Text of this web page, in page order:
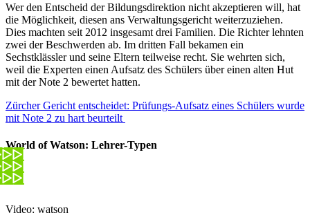
Wer den Entscheid der Bildungsdirektion nicht akzeptieren will, hat
die Möglichkeit, diesen ans Verwaltungsgericht weiterzuziehen.
Dies machten seit 2012 insgesamt drei Familien. Die Richter lehnten
zwei der Beschwerden ab. Im dritten Fall bekamen ein
Sechstklässler und seine Eltern teilweise recht. Sie wehrten sich,
weil die Experten einen Aufsatz des Schülers über einen alten Hut
mit der Note 2 bewertet hatten.
Zürcher Gericht entscheidet: Prüfungs-Aufsatz eines Schülers wurde
mit Note 2 zu hart beurteilt
World of Watson: Lehrer-Typen
Video: watson